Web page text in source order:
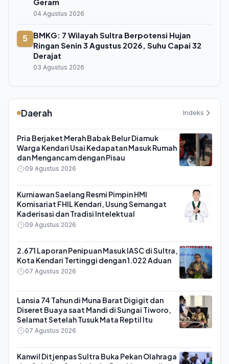
04 Agustus 2026
5
BMKG: 7 Wilayah Sultra Berpotensi Hujan
Ringan Senin 3 Agustus 2026, Suhu Capai 32
Derajat
03 Agustus 2026
Daerah Indeks
Pria Berjaket Merah Babak Belur Diamuk
Warga Kendari Usai Kedapatan Masuk Rumah
dan Mengancam dengan Pisau
09 Agustus 2026
Kurniawan Saelang Resmi Pimpin HMI
Komisariat FHIL Kendari, Usung Semangat
Kaderisasi dan Tradisi Intelektual
09 Agustus 2026
2.671 Laporan Penipuan Masuk IASC di Sultra,
Kota Kendari Tertinggi dengan 1.022 Aduan
07 Agustus 2026
Lansia 74 Tahun di Muna Barat Digigit dan
Diseret Buaya saat Mandi di Sungai Tiworo,
Selamat Setelah Tusuk Mata Reptil Itu
07 Agustus 2026
Kanwil Ditjenpas Sultra Buka Pekan Olahraga